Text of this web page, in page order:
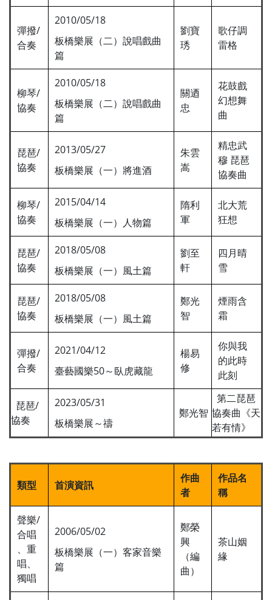
彈撥/
合奏
2010/05/18
板橋樂展（二）說唱戲曲
篇
劉寶
琇
歌仔調
雷格
柳琴/
協奏
2010/05/18
板橋樂展（二）說唱戲曲
篇
關迺
忠
花鼓戲
幻想舞
曲
琵琶/
協奏
2013/05/27
板橋樂展（一）將進酒
朱雲
嵩
精忠武
穆 琵琶
協奏曲
柳琴/
協奏
2015/04/14
板橋樂展（一）人物篇
隋利
軍
北大荒
狂想
琵琶/
協奏
2018/05/08
板橋樂展（一）風土篇
劉至
軒
四月晴
雪
琵琶/
協奏
2018/05/08
板橋樂展（一）風土篇
鄭光
智
煙雨含
霜
彈撥/
合奏
2021/04/12
臺藝國樂50～臥虎藏龍
楊易
修
你與我
的此時
此刻
琵琶/
協奏
2023/05/31
板橋樂展～禱
鄭光智
第二琵琶
協奏曲《天
若有情》
類型 首演資訊
作曲
者
作品名
稱
聲樂/
合唱
、重
唱、
獨唱
2006/05/02
板橋樂展（一）客家音樂
篇
鄭榮
興
（編
曲）
茶山姻
緣